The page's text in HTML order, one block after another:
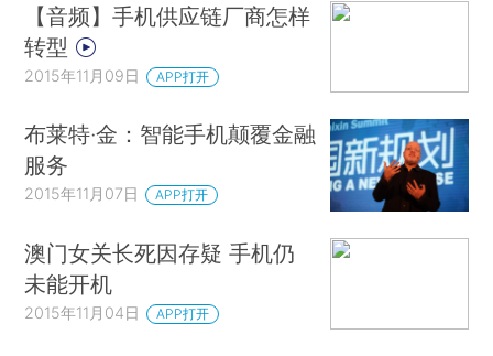
【音频】手机供应链厂商怎样
转型
2015年11月09日 APP打开
布莱特·金：智能手机颠覆金融
服务
2015年11月07日 APP打开
澳门女关长死因存疑 手机仍
未能开机
2015年11月04日 APP打开